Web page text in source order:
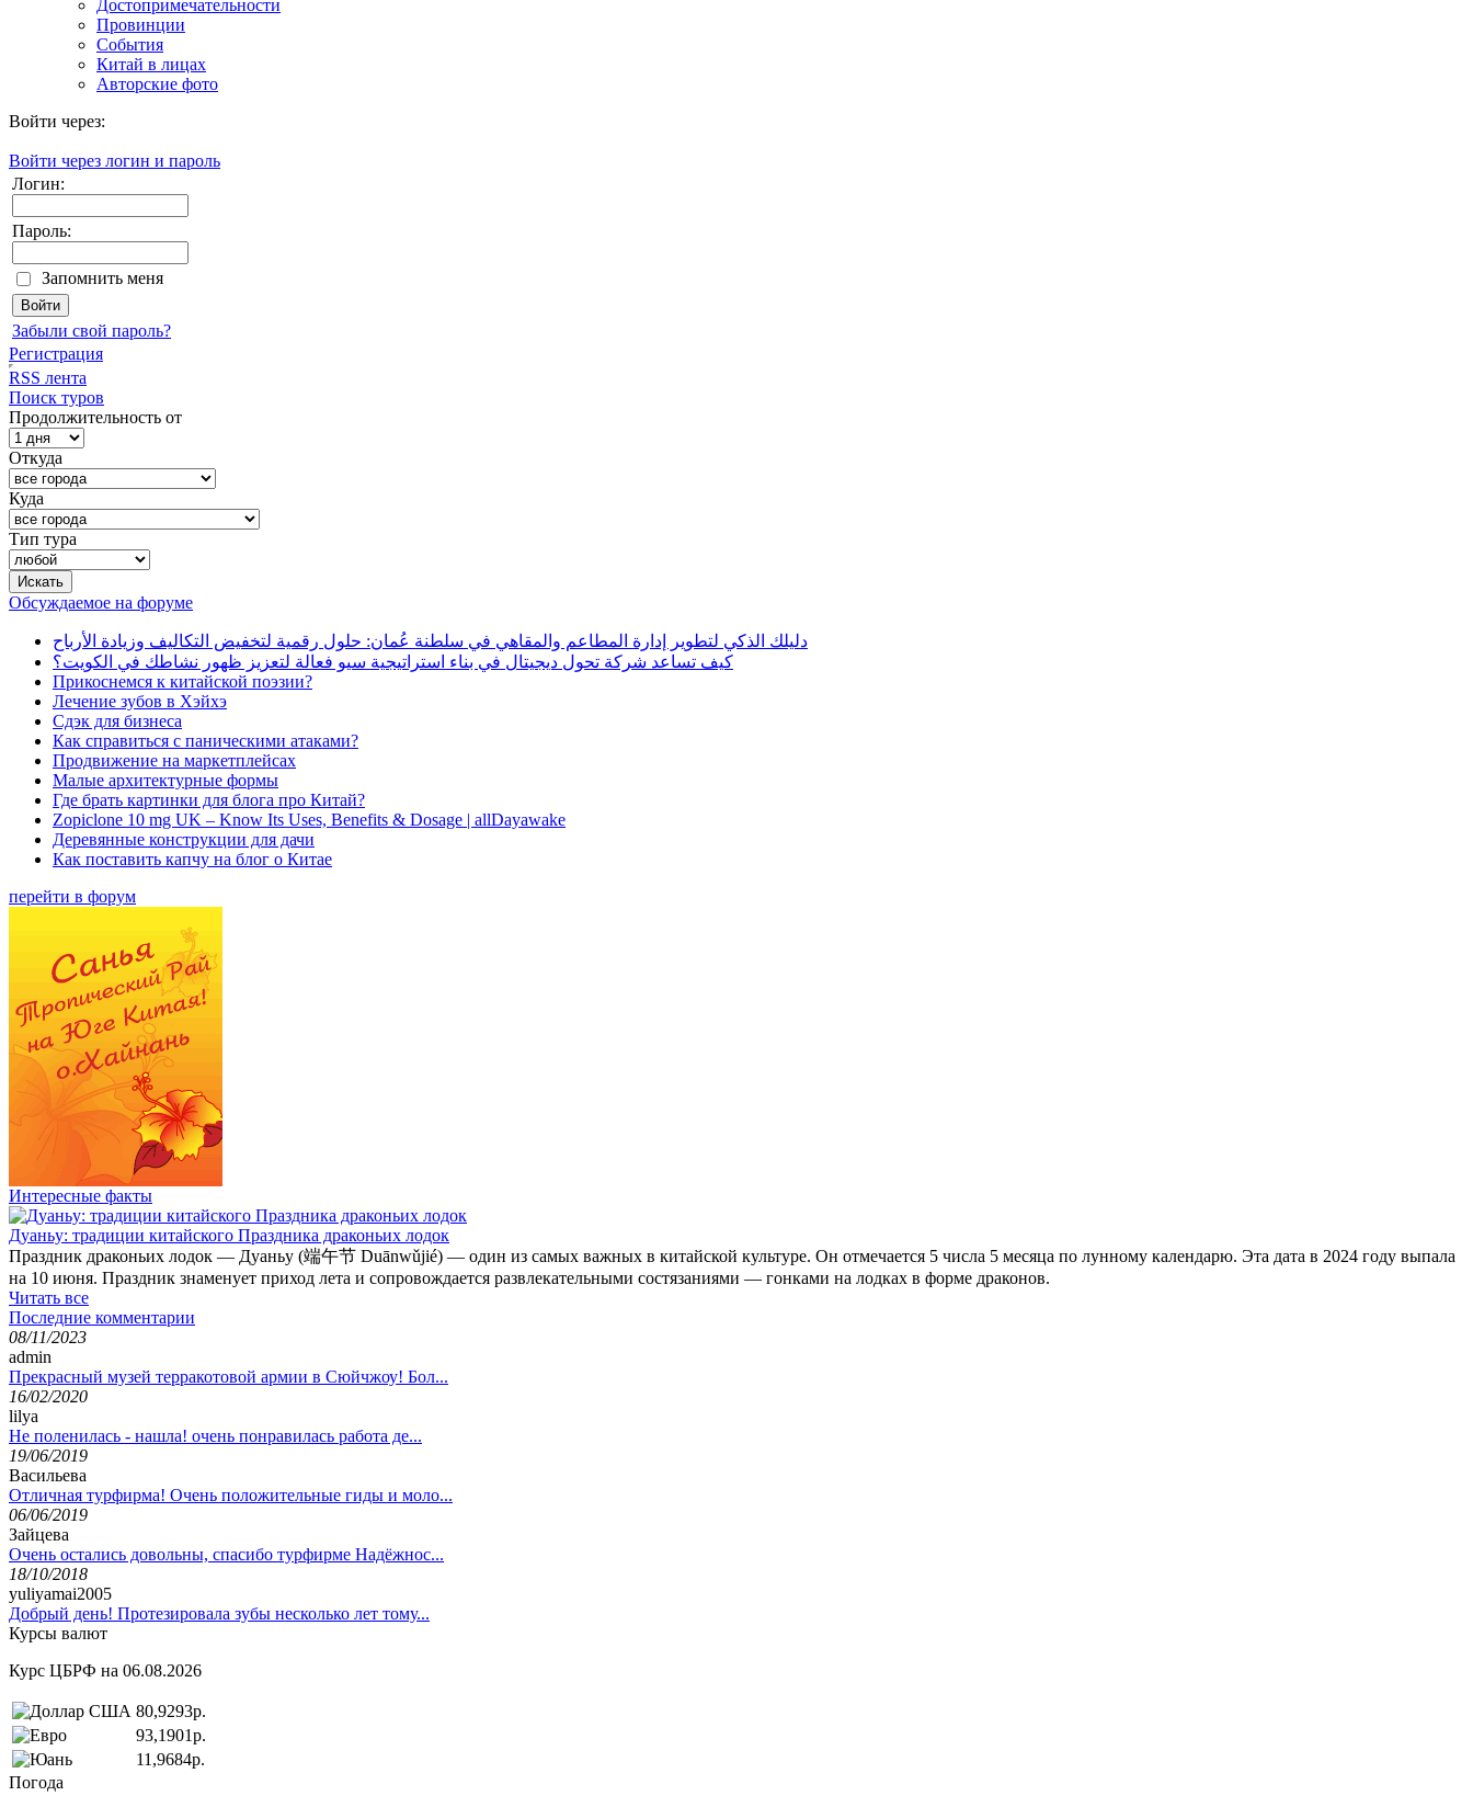
Достопримечательности
Провинции
События
Китай в лицах
Авторские фото
Войти через:
Войти через логин и пароль
Логин:
Пароль:
Запомнить меня
Забыли свой пароль?
Регистрация
RSS лента
Поиск туров
Продолжительность от
Откуда
Куда
Тип тура
Обсуждаемое на форуме
دليلك الذكي لتطوير إدارة المطاعم والمقاهي في سلطنة عُمان: حلول رقمية لتخفيض التكاليف وزيادة الأرباح
كيف تساعد شركة تحول ديجيتال في بناء استراتيجية سيو فعالة لتعزيز ظهور نشاطك في الكويت؟
Прикоснемся к китайской поэзии?
Лечение зубов в Хэйхэ
Сдэк для бизнеса
Как справиться с паническими атаками?
Продвижение на маркетплейсах
Малые архитектурные формы
Где брать картинки для блога про Китай?
Zopiclone 10 mg UK – Know Its Uses, Benefits & Dosage | allDayawake
Деревянные конструкции для дачи
Как поставить капчу на блог о Китае
перейти в форум
Интересные факты
Дуаньу: традиции китайского Праздника драконьих лодок
Праздник драконьих лодок — Дуаньу (端午节 Duānwǔjié) — один из самых важных в китайской культуре. Он отмечается 5 числа 5 месяца по лунному календарю. Эта дата в 2024 году выпала
на 10 июня. Праздник знаменует приход лета и сопровождается развлекательными состязаниями — гонками на лодках в форме драконов.
Читать все
Последние комментарии
08/11/2023
admin
Прекрасный музей терракотовой армии в Сюйчжоу! Бол...
16/02/2020
lilya
Не поленилась - нашла! очень понравилась работа де...
19/06/2019
Васильева
Отличная турфирма! Очень положительные гиды и моло...
06/06/2019
Зайцева
Очень остались довольны, спасибо турфирме Надёжнос...
18/10/2018
yuliyamai2005
Добрый день! Протезировала зубы несколько лет тому...
Курсы валют
Курс ЦБРФ на 06.08.2026
80,9293р.
93,1901р.
11,9684р.
Погода